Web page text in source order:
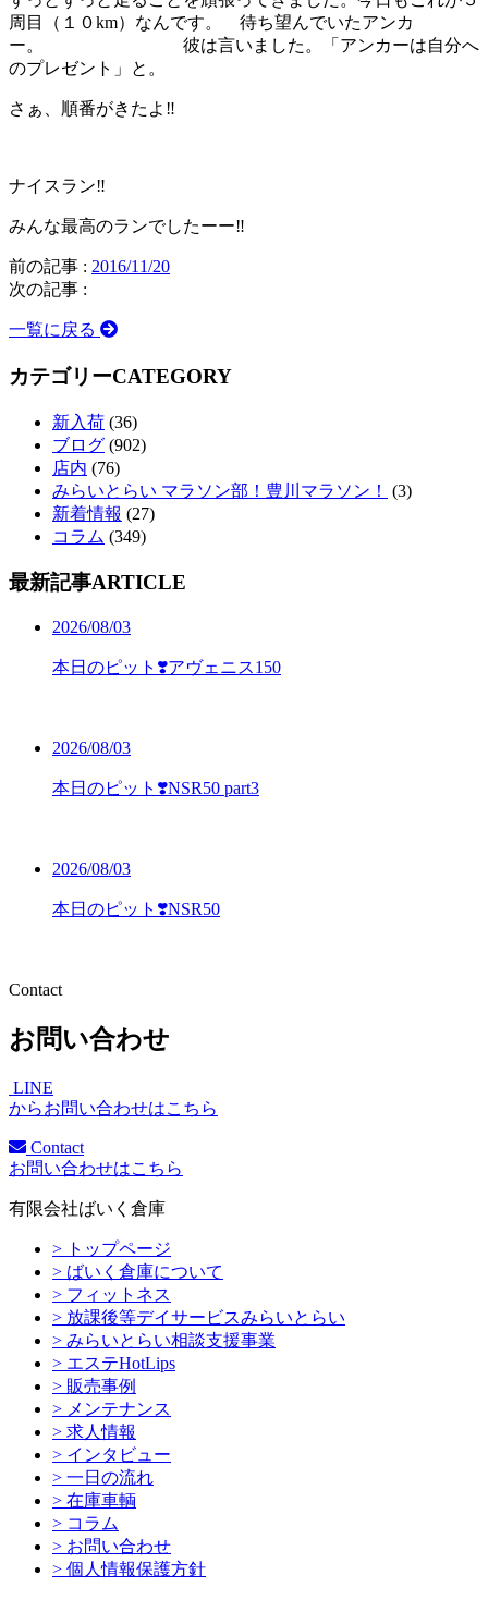
周目（１０km）なんです。 待ち望んでいたアンカ
ー。 彼は言いました。「アンカーは自分へ
のプレゼント」と。
さぁ、順番がきたよ‼️
ナイスラン‼️
みんな最高のランでしたーー‼️
前の記事 : 2016/11/20
次の記事 :
一覧に戻る
カテゴリーCATEGORY
新入荷 (36)
ブログ (902)
店内 (76)
みらいとらい マラソン部！豊川マラソン！
(3)
新着情報 (27)
コラム (349)
最新記事ARTICLE
2026/08/03
本日のピット❣️アヴェニス150
2026/08/03
本日のピット❣️NSR50 part3
2026/08/03
本日のピット❣️NSR50
Contact
お問い合わせ
LINE
からお問い合わせはこちら
Contact
お問い合わせはこちら
有限会社ばいく倉庫
> トップページ
> ばいく倉庫について
> フィットネス
> 放課後等デイサービスみらいとらい
> みらいとらい相談支援事業
> エステHotLips
> 販売事例
> メンテナンス
> 求人情報
> インタビュー
> 一日の流れ
> 在庫車輌
> コラム
> お問い合わせ
> 個人情報保護方針